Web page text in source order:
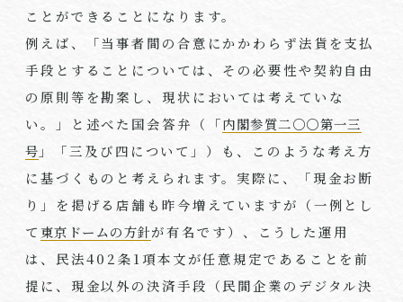
ことができることになります。
例えば、「当事者間の合意にかかわらず法貨を支払
手段とすることについては、その必要性や契約自由
の原則等を勘案し、現状においては考えていな
い。」と述べた国会答弁（「内閣参質二〇〇第一三
号 」「三及び四について」）も、このような考え方
に基づくものと考えられます。実際に、「現金お断
り」を掲げる店舗も昨今増えていますが（一例とし
て東京ドームの方針が有名です）、こうした運用
は、民法402条1項本文が任意規定であることを前
提に、現金以外の決済手段（民間企業のデジタル決